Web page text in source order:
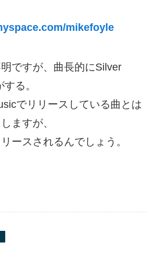
mikefoyle
ですが、曲長的にSilver
る。
でリリースしている曲とは
ますが、
ースされるんでしょう。